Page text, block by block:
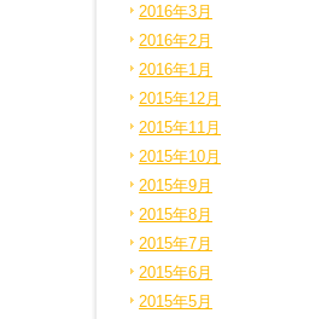
2016年3月
2016年2月
2016年1月
2015年12月
2015年11月
2015年10月
2015年9月
2015年8月
2015年7月
2015年6月
2015年5月